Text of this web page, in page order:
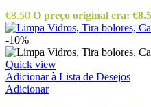
€8.50 O preço original era:
-10%
Quick view
Adicionar à Lista de Desejos
Adicionar